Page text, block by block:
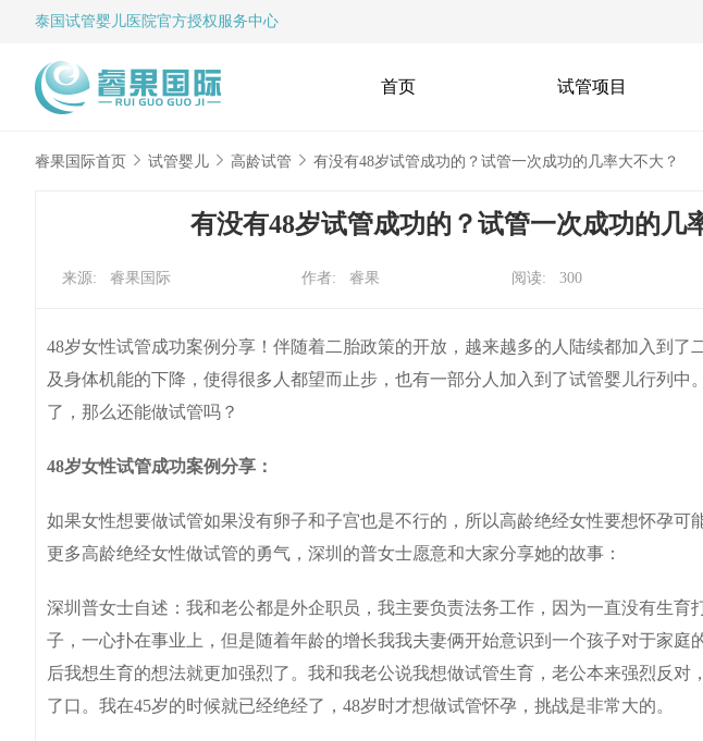
泰国试管婴儿 医院官方授权服务中心
首页 试管项目
睿果国际首页 试管婴儿 高龄试管 有没有48岁试管成功的？试管一次成功的几率大不大？
有没有48岁试管成功的？试管一次成功的几
来源: 睿果国际 作者: 睿果 阅读: 300
48岁女性试管成功案例分享！伴随着二胎政策的开放，越来越多的人陆续都加入到了
及身体机能的下降，使得很多人都望而止步，也有一部分人加入到了试管婴儿行列中
了，那么还能做试管吗？
48岁女性试管成功案例分享：
如果女性想要做试管如果没有卵子和子宫也是不行的，所以高龄绝经女性要想怀孕可
更多高龄绝经女性做试管的勇气，深圳的普女士愿意和大家分享她的故事：
深圳普女士自述：我和老公都是外企职员，我主要负责法务工作，因为一直没有生育
子，一心扑在事业上，但是随着年龄的增长我我夫妻俩开始意识到一个孩子对于家庭
后我想生育的想法就更加强烈了。我和我老公说我想做试管生育，老公本来强烈反对
了口。我在45岁的时候就已经绝经了，48岁时才想做试管怀孕，挑战是非常大的。